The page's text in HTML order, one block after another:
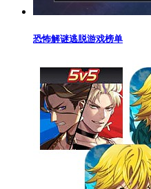
恐怖解谜逃脱游戏榜单